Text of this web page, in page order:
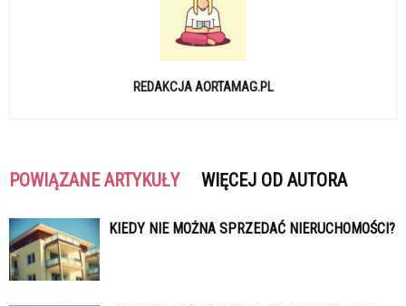
REDAKCJA AORTAMAG.PL
POWIĄZANE ARTYKUŁY WIĘCEJ OD AUTORA
KIEDY NIE MOŻNA SPRZEDAĆ NIERUCHOMOŚCI?